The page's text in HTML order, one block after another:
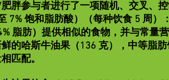
胖参与者进行了一项随机、交叉、
7% 饱和脂肪酸）（每种饮食 5 周）
脂肪）提供相似的食物，并与常量
的哈斯牛油果（136 克），中等脂
匹配。